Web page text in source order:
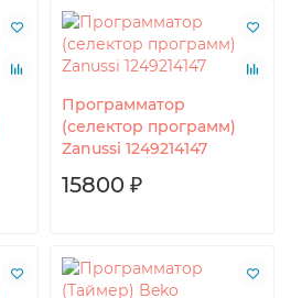
Программатор
(селектор программ)
Zanussi 1249214147
15800 ₽